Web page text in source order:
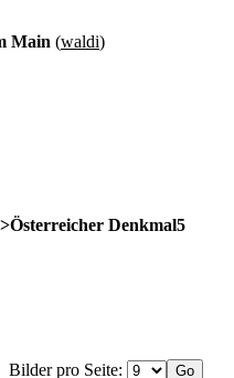
Main (waldi)
Denkmal5
Bilder pro Seite: